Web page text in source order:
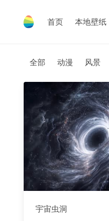
首页 本地壁纸
全部 动漫 风景
宇宙虫洞